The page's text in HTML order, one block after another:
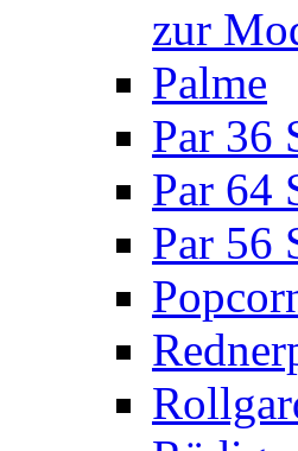
zur
Palme
Par 36
Par 64
Par 56